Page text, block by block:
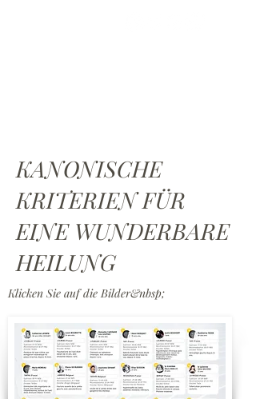
KANONISCHE
KRITERIEN FÜR
EINE WUNDERBARE
HEILUNG
Klicken Sie auf die Bilder&nbsp;